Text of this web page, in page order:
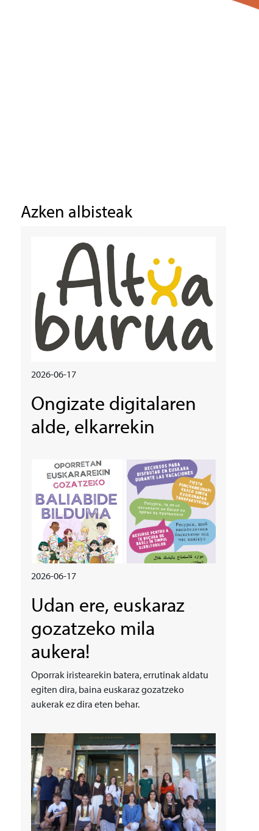
Azken albisteak
2026-06-17
Ongizate digitalaren
alde, elkarrekin
2026-06-17
Udan ere, euskaraz
gozatzeko mila
aukera!
Oporrak iristearekin batera, errutinak aldatu
egiten dira, baina euskaraz gozatzeko
aukerak ez dira eten behar.
Irudia